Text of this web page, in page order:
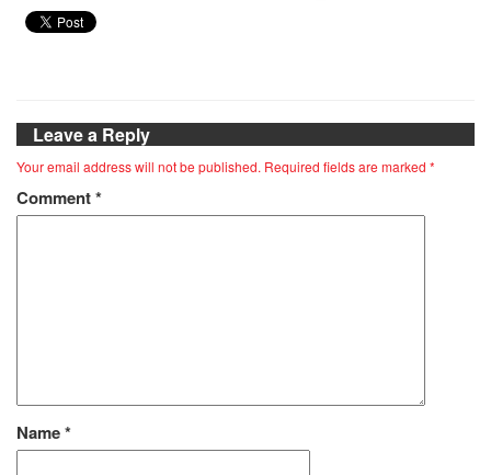
Leave a Reply
Your email address will not be published. Required fields are marked *
Comment*
Name*